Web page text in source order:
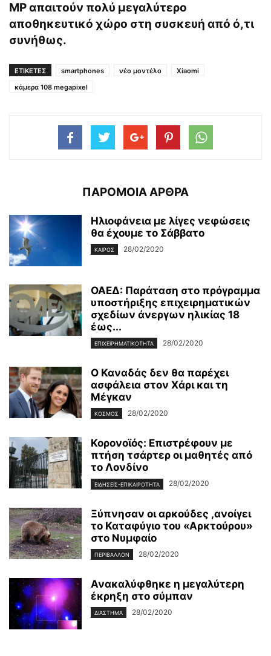
ΜΡ απαιτούν πολύ μεγαλύτερο
αποθηκευτικό χώρο στη συσκευή από ό,τι
συνήθως.
ΕΤΙΚΕΤΕΣ smartphones νέο μοντέλο
Xiaomi
κάμερα 108 megapixel
ΠΑΡΟΜΟΙΑ ΑΡΘΡΑ
Ηλιοφάνεια με λίγες νεφώσεις
θα έχουμε το Σάββατο
ΚΑΙΡΌΣ 28/02/2020
ΟΑΕΔ: Παράταση στο πρόγραμμα
υποστήριξης επιχειρηματικών
σχεδίων άνεργων ηλικίας 18
έως...
ΕΠΙΧΕΙΡΗΜΑΤΙΚΌΤΗΤΑ 28/02/2020
Ο Καναδάς δεν θα παρέχει
ασφάλεια στον Χάρι και τη
Μέγκαν
ΚΌΣΜΟΣ 28/02/2020
Κορονοϊός: Επιστρέφουν με
πτήση τσάρτερ οι μαθητές από
το Λονδίνο
ΕΙΔΉΣΕΙΣ-ΕΠΙΚΑΙΡΌΤΗΤΑ 28/02/2020
Ξύπνησαν οι αρκούδες ,ανοίγει
το Καταφύγιο του «Αρκτούρου»
στο Νυμφαίο
ΠΕΡΙΒΆΛΛΟΝ 28/02/2020
Ανακαλύφθηκε η μεγαλύτερη
έκρηξη στο σύμπαν
ΔΙΆΣΤΗΜΑ 28/02/2020